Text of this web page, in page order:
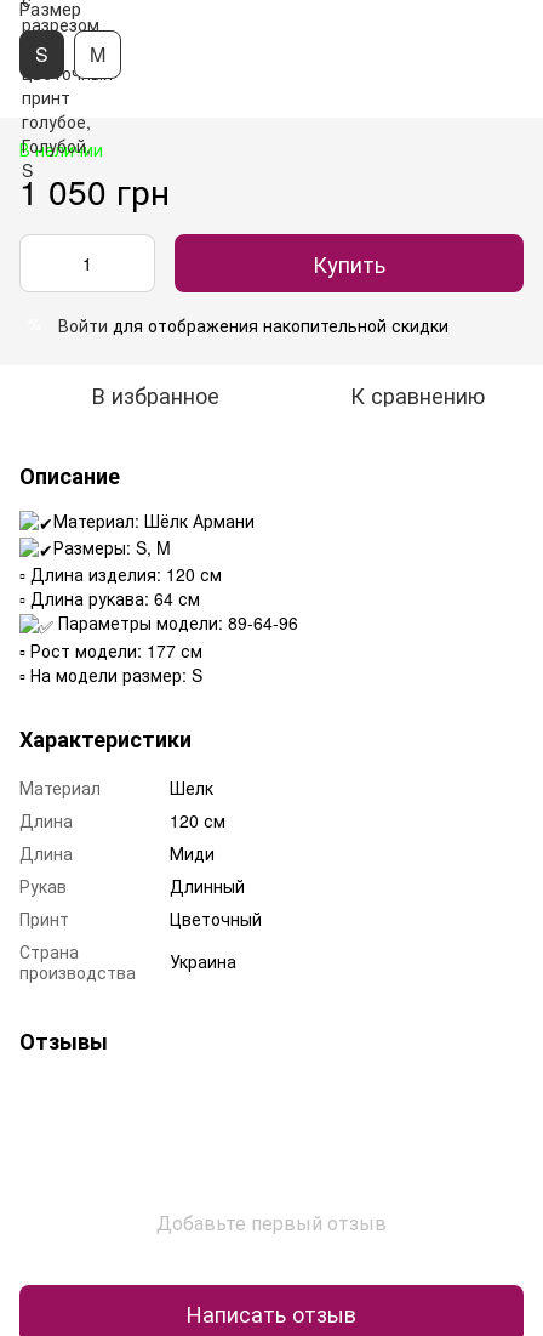
Размер
S M
В наличии
1 050 грн
Купить
Войти для отображения накопительной скидки
В избранное К сравнению
Описание
Материал: Шёлк Армани
Размеры: S, M
▫️ Длина изделия: 120 см
▫️ Длина рукава: 64 см
Параметры модели: 89-64-96
▫️ Рост модели: 177 см
▫️ На модели размер: S
Характеристики
Материал
Шелк
Длина
120 см
Длина
Миди
Рукав
Длинный
Принт
Цветочный
Страна
производства
Украина
Отзывы
Добавьте первый отзыв
Написать отзыв